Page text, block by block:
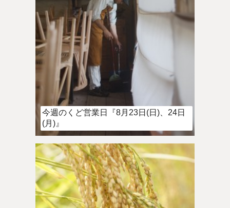
今週のくど営業日『8月23日(日)、24日
(月)』